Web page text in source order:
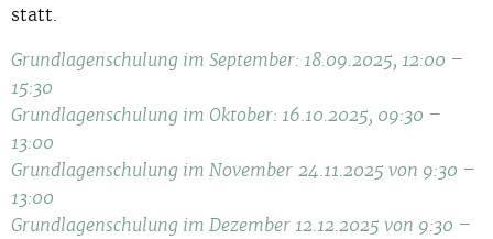
statt.
Grundlagenschulung im September: 18.09.2025, 12:00 –
15:30
Grundlagenschulung im Oktober: 16.10.2025, 09:30 –
13:00
Grundlagenschulung im November 24.11.2025 von 9:30 –
13:00
Grundlagenschulung im Dezember 12.12.2025 von 9:30 –